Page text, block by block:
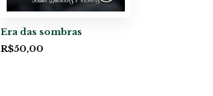
Era das sombras
R$50,00